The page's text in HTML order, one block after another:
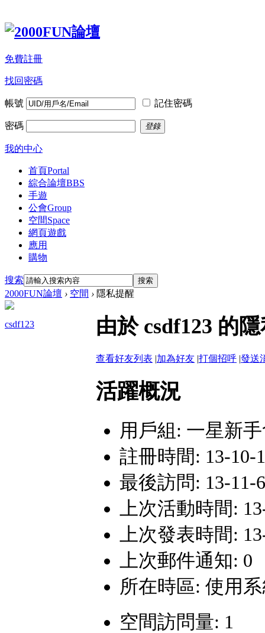
免費註冊
找回密碼
帳號 記住密碼
密碼 登錄
我的中心
首頁Portal
綜合論壇BBS
手遊
公會Group
空間Space
網頁遊戲
應用
購物
搜索 搜索
2000FUN論壇 › 空間 › 隱私提醒
csdf123 由於 csdf123 的
查看好友列表 |加為好友 |打個招呼 |發送
活躍概況
用戶組: 一星新
註冊時間: 13-10-
最後訪問: 13-11-
上次活動時間:
上次發表時間:
上次郵件通知: 0
所在時區: 使用
空間訪問量: 1